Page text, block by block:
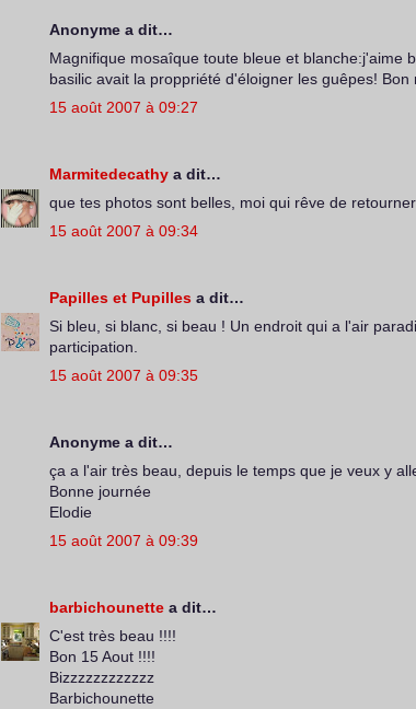
Anonyme a dit…
Magnifique mosaîque toute bleue et blanche:j'aime
basilic avait la proppriété d'éloigner les guêpes! Bon
15 août 2007 à 09:27
Marmitedecathy a dit…
que tes photos sont belles, moi qui rêve de
15 août 2007 à 09:34
Papilles et Pupilles a dit…
Si bleu, si blanc, si beau ! Un endroit qui a l'air
participation.
15 août 2007 à 09:35
Anonyme a dit…
ça a l'air très beau, depuis le temps que je veux y
Bonne journée
Elodie
15 août 2007 à 09:39
barbichounette a dit…
C'est très beau !!!!
Bon 15 Aout !!!!
Bizzzzzzzzzzzz
Barbichounette